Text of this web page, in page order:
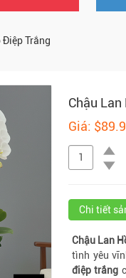
Điệp Trắng
Chậu
Giá:
Chi tiết
Chậu Lan
tình yêu
điệp trắng